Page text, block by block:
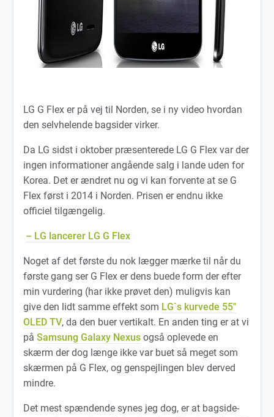
LG G Flex er på vej til Norden, se i ny video hvordan
den selvhelende bagsider virker.
Da LG sidst i oktober præsenterede LG G Flex var der
ingen informationer angående salg i lande uden for
Korea. Det er ændret nu og vi kan forvente at se G
Flex først i 2014 i Norden. Prisen er endnu ikke
officiel tilgængelig.
– LG lancerer LG G Flex
Noget af det første du nok lægger mærke til når du
første gang ser G Flex er dens buede form der efter
min vurdering (har ikke prøvet den) muligvis kan
give den lidt samme effekt som LG`s kurvede 55″
OLED TV, da den buer vertikalt. En anden ting er at vi
påSamsung Galaxy Nexus også oplevede en
skærm der dog længe ikke var buet så meget som
skærmen på G Flex, og genspejlingen blev derved
mindre.
Det mest spændende synes jeg dog, er at bagside-